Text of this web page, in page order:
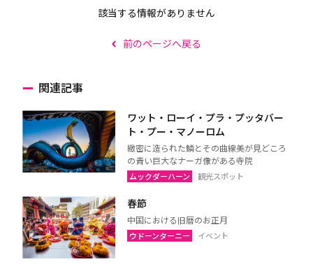
該当する情報がありません
前のページへ戻る
関連記事
ワット・ローイ・プラ・プッタバー
ト・プー・マノーロム
緻密に造られた鱗とその曲線美が見どころ
の青い巨大なナーガ像がある寺院
ムックダーハーン 観光スポット
春節
中国における旧暦のお正月
ウドーンターニー イベント